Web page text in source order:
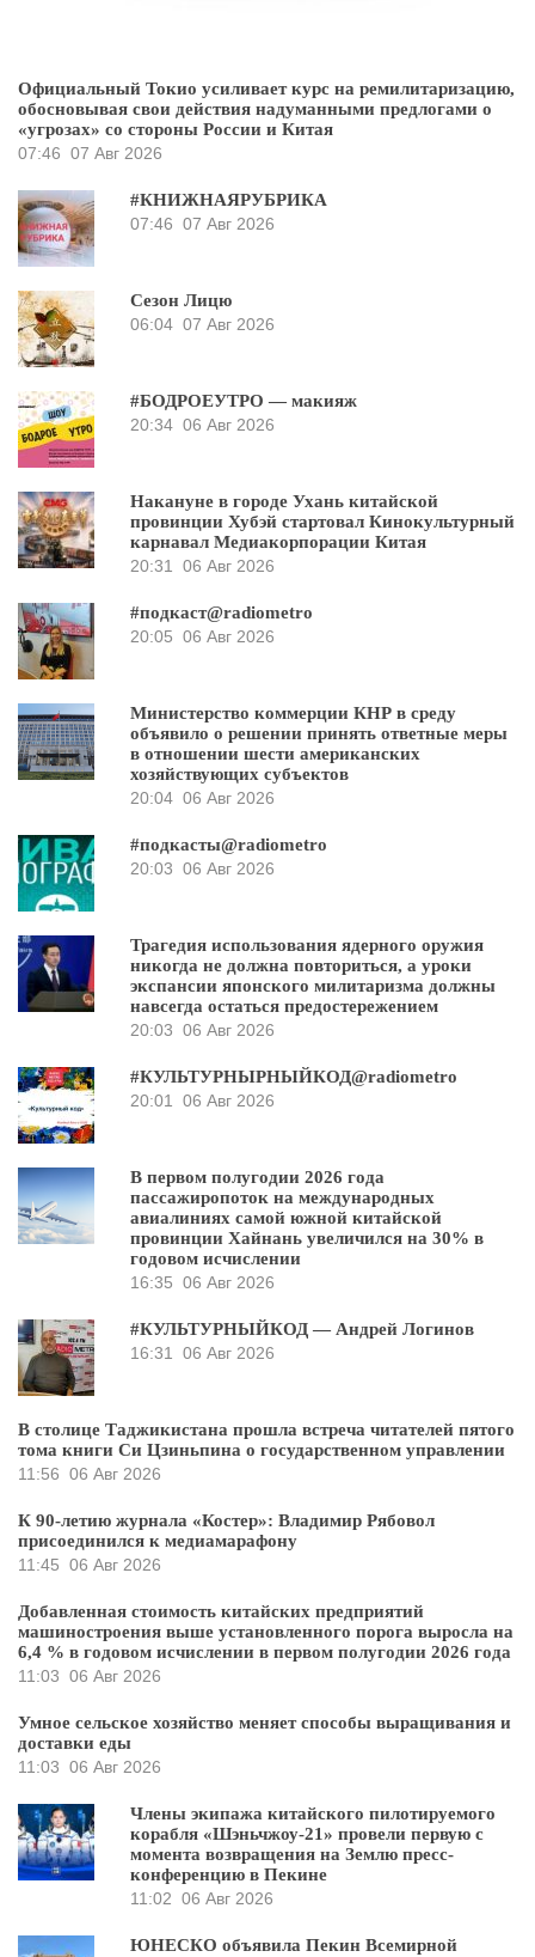
Официальный Токио усиливает курс на ремилитаризацию,
обосновывая свои действия надуманными предлогами о
«угрозах» со стороны России и Китая
07:46 07 Авг 2026
#КНИЖНАЯРУБРИКА
07:46 07 Авг 2026
Сезон Лицю
06:04 07 Авг 2026
#БОДРОЕУТРО — макияж
20:34 06 Авг 2026
Накануне в городе Ухань китайской
провинции Хубэй стартовал Кинокультурный
карнавал Медиакорпорации Китая
20:31 06 Авг 2026
#подкаст@radiometro
20:05 06 Авг 2026
Министерство коммерции КНР в среду
объявило о решении принять ответные меры
в отношении шести американских
хозяйствующих субъектов
20:04 06 Авг 2026
#подкасты@radiometro
20:03 06 Авг 2026
Трагедия использования ядерного оружия
никогда не должна повториться, а уроки
экспансии японского милитаризма должны
навсегда остаться предостережением
20:03 06 Авг 2026
#КУЛЬТУРНЫРНЫЙКОД@radiometro
20:01 06 Авг 2026
В первом полугодии 2026 года
пассажиропоток на международных
авиалиниях самой южной китайской
провинции Хайнань увеличился на 30% в
годовом исчислении
16:35 06 Авг 2026
#КУЛЬТУРНЫЙКОД — Андрей Логинов
16:31 06 Авг 2026
В столице Таджикистана прошла встреча читателей пятого
тома книги Си Цзиньпина о государственном управлении
11:56 06 Авг 2026
К 90-летию журнала «Костер»: Владимир Рябовол
присоединился к медиамарафону
11:45 06 Авг 2026
Добавленная стоимость китайских предприятий
машиностроения выше установленного порога выросла на
6,4 % в годовом исчислении в первом полугодии 2026 года
11:03 06 Авг 2026
Умное сельское хозяйство меняет способы выращивания и
доставки еды
11:03 06 Авг 2026
Члены экипажа китайского пилотируемого
корабля «Шэньчжоу-21» провели первую с
момента возвращения на Землю пресс-
конференцию в Пекине
11:02 06 Авг 2026
ЮНЕСКО объявила Пекин Всемирной